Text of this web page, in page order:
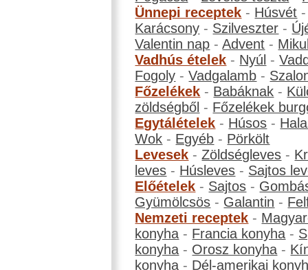
Ünnepi receptek - Húsvét
Karácsony - Szilveszter -
Valentin nap -Advent -
Vadhús ételek - Nyúl -
Fogoly -Vadgalamb -
Főzelékek - Babáknak -
zöldségből - Főzelékek
Egytálételek - Húsos -
Wok - Egyéb - Pörkölt
Levesek -Zöldségleves -
leves - Húsleves - Sajtos
Előételek - Sajtos -
Gyümölcsös - Galantin -
Nemzeti receptek -
konyha - Francia konyha -
konyha - Orosz konyha -
konyha - Dél-amerikai